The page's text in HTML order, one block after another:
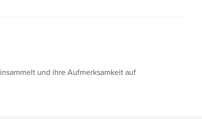
und ihre Aufmerksamkeit auf